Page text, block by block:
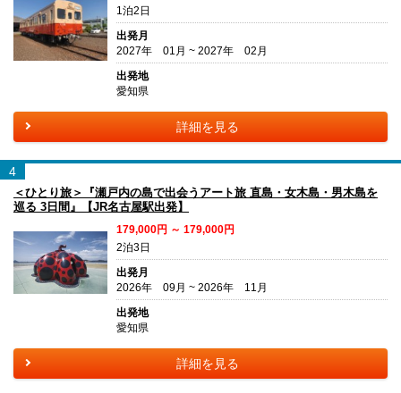
1泊2日
出発月
2027年 01月 ~ 2027年 02月
出発地
愛知県
詳細を見る
4
＜ひとり旅＞『瀬戸内の島で出会うアート旅 直島・女木島・男木島を
巡る 3日間』【JR名古屋駅出発】
179,000円 ～ 179,000円
2泊3日
出発月
2026年 09月 ~ 2026年 11月
出発地
愛知県
詳細を見る